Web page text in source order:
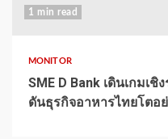
1 min read
MONITOR
SME D Bank เดินเกมเ
ดันธุรกิจอาหารไทยโตอ